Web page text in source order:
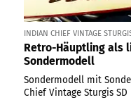
INDIAN CHIEF VINTAGE
Retro-Häuptling als
Sondermodell
Sondermodell mit
Chief Vintage Sturgis